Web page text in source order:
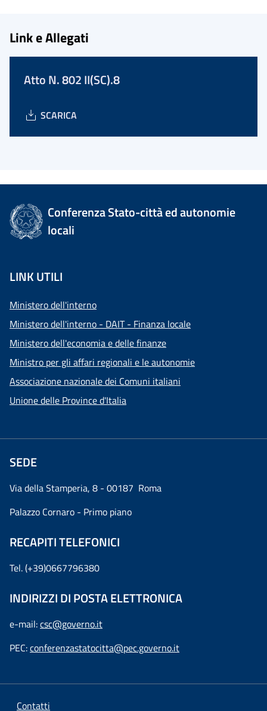
Link e Allegati
Atto N. 802 II(SC).8
SCARICA
Conferenza Stato-città ed autonomie
locali
LINK UTILI
Ministero dell'interno
Ministero dell'interno - DAIT - Finanza locale
Ministero dell'economia e delle finanze
Ministro per gli affari regionali e le autonomie
Associazione nazionale dei Comuni italiani
Unione delle Province d'Italia
SEDE
Via della Stamperia, 8 - 00187 Roma
Palazzo Cornaro - Primo piano
RECAPITI TELEFONICI
Tel. (+39)0667796380
INDIRIZZI DI POSTA ELETTRONICA
e-mail:csc@governo.it
PEC:conferenzastatocitta@pec.governo.it
Contatti